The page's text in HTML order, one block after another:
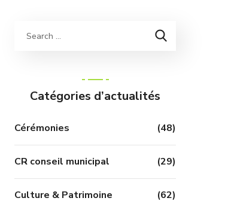
Catégories d’actualités
Cérémonies (48)
CR conseil municipal (29)
Culture & Patrimoine (62)